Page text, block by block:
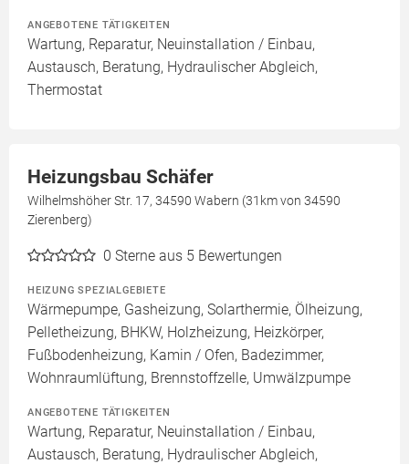
ANGEBOTENE TÄTIGKEITEN
Wartung, Reparatur, Neuinstallation / Einbau,
Austausch, Beratung, Hydraulischer Abgleich,
Thermostat
Heizungsbau Schäfer
Wilhelmshöher Str. 17, 34590 Wabern (31km von 34590
Zierenberg)
0 Sterne aus 5 Bewertungen
HEIZUNG SPEZIALGEBIETE
Wärmepumpe, Gasheizung, Solarthermie, Ölheizung,
Pelletheizung, BHKW, Holzheizung, Heizkörper,
Fußbodenheizung, Kamin / Ofen, Badezimmer,
Wohnraumlüftung, Brennstoffzelle, Umwälzpumpe
ANGEBOTENE TÄTIGKEITEN
Wartung, Reparatur, Neuinstallation / Einbau,
Austausch, Beratung, Hydraulischer Abgleich,